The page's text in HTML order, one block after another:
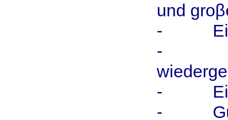
und
- Eine
- Eine
- Eine
- Gute